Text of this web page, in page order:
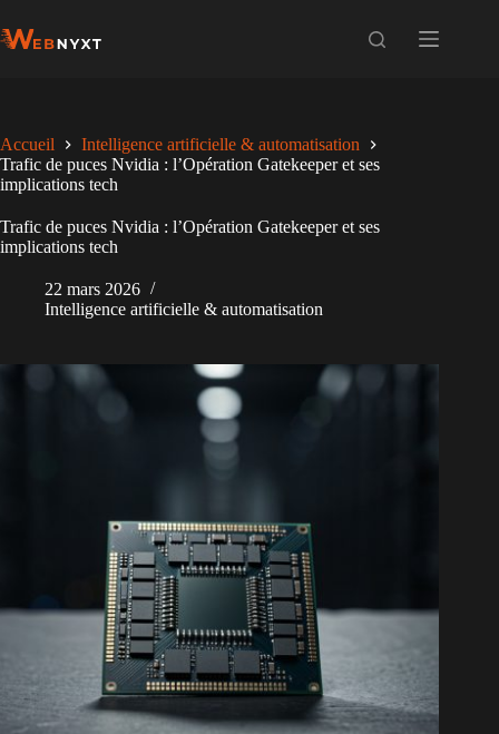
au
contenu
Accueil
Intelligence artificielle & automatisation
Trafic de puces Nvidia : l’Opération Gatekeeper et ses
implications tech
Trafic de puces Nvidia : l’Opération Gatekeeper et ses
implications tech
22 mars 2026
Intelligence artificielle & automatisation